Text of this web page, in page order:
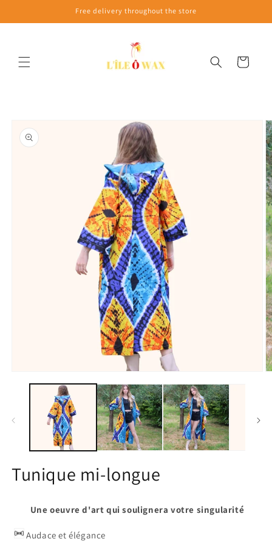
Free delivery throughout the store
Cart
product
information
media
Tunique mi-longue
Une oeuvre d'art qui soulignera votre singularité
Audace et élégance